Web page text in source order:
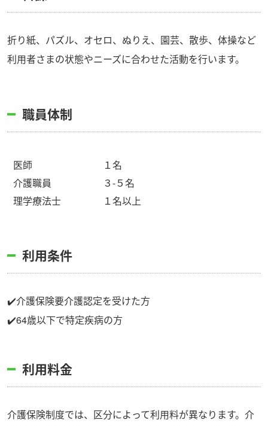
折り紙、パズル、オセロ、ぬりえ、園芸、散歩、体操など
利用者さまの状態やニーズに合わせた活動を行います。
職員体制
医師
介護職員
理学療法士
１名
３-５名
１名以上
利用条件
✔️介護保険要介護認定を受けた方
✔️64歳以下で特定疾病の方
利用料金
介護保険制度では、区分によって利用料が異なります。介